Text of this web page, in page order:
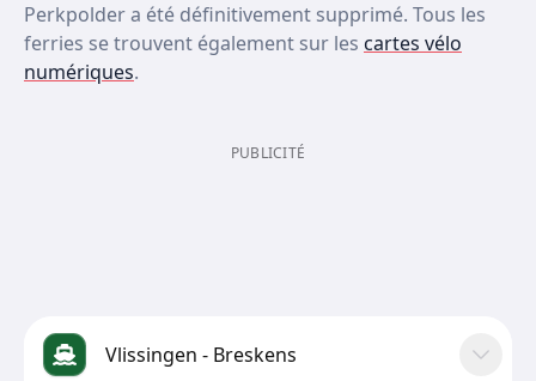
Perkpolder a été définitivement supprimé. Tous les
ferries se trouvent également sur les cartes vélo
numériques.
PUBLICITÉ
Vlissingen - Breskens